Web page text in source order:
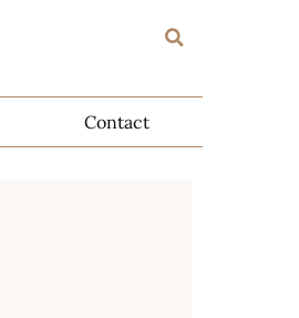
Contact